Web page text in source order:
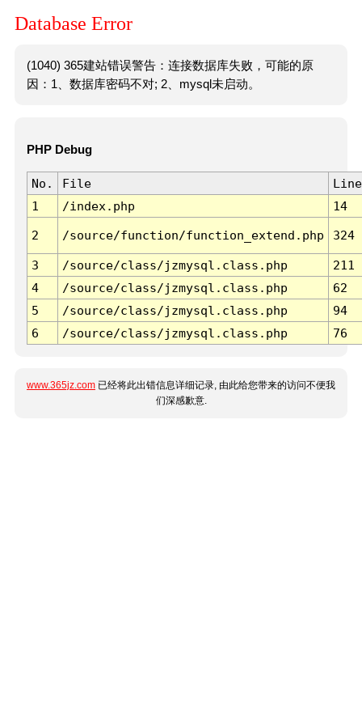
Database Error
(1040) 365建站错误警告：连接数据库失败，可能的原
因：1、数据库密码不对; 2、mysql未启动。
PHP Debug
No. File
Line
1
/index.php 14
2 /source/function/function_extend.php 324
3 /source/class/jzmysql.class.php
211
4
/source/class/jzmysql.class.php
62
5
/source/class/jzmysql.class.php
94
6
/source/class/jzmysql.class.php 76
www.365jz.com 已经将此出错信息详细记录, 由此给您带来的访问不便我
们深感歉意.